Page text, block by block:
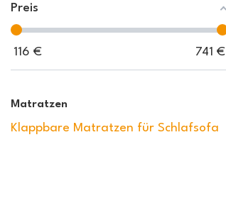
160x195 cm
160x210 cm 160x220 cm 165x190 cm
170x195 cm
170x210 cm 170x220 cm 180x180 cm
Preis
116 € 741 €
Matratzen
Klappbare Matratzen für Schlafsofa